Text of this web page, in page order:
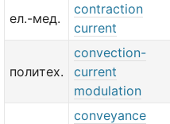
ел.-мед.
contraction
current
политех.
convection-
current
modulation
conveyance